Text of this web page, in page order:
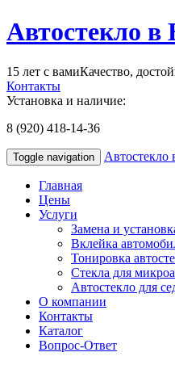
Автостекло в
15 лет с вамиКачество,
Контакты
Установка и наличие:
8 (920) 418-14-36
Toggle navigation Автостекло
Главная
Цены
Услуги
Замена и
Вклейка
Тонировка
Стекла для
Автостекло для
О компании
Контакты
Каталог
Вопрос-Ответ